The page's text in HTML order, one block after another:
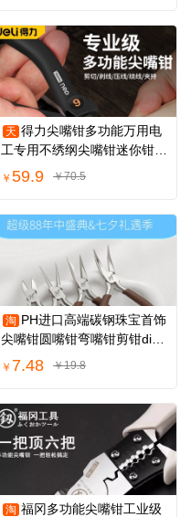
天 得力尖嘴钳多功能万用电
工专用不绣纲尖嘴钳迷你钳子
剪钢丝手工钳
￥ 59.9 ￥70.5
淘 PH进口高端碳钢珠宝首饰
尖嘴钳圆嘴钳弯嘴钳剪钳diy
手链饰品工具
￥ 7.48 ￥19.8
淘 福冈多功能尖嘴钳工业级